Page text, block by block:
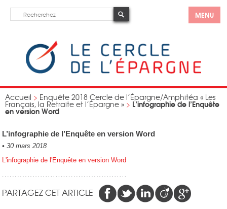
MENU
Accueil > Enquête 2018 Cercle de l’Épargne/Amphitéa « Les
Français, la Retraite et l’Épargne » > L’infographie de l’Enquête
en version Word
L’infographie de l’Enquête en version Word
• 30 mars 2018
L'infographie de l'Enquête en version Word
PARTAGEZ CET ARTICLE